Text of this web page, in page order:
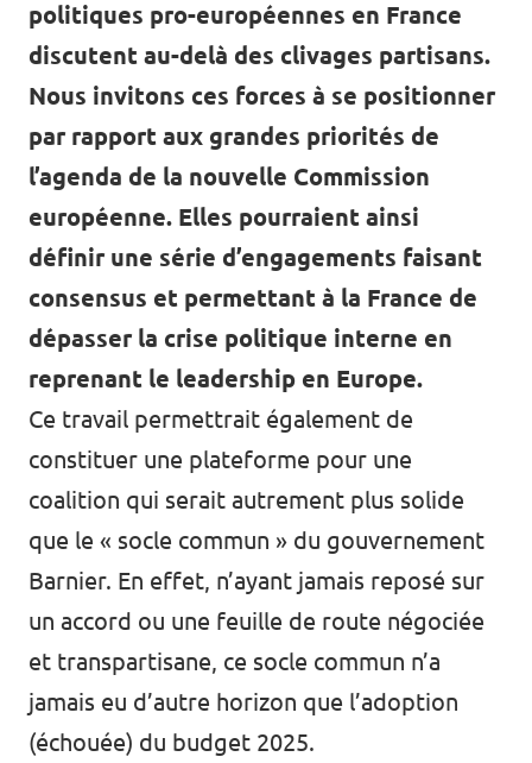
politiques pro-européennes en France
discutent au-delà des clivages partisans.
Nous invitons ces forces à se positionner
par rapport aux grandes priorités de
l’agenda de la nouvelle Commission
européenne. Elles pourraient ainsi
définir une série d’engagements faisant
consensus et permettant à la France de
dépasser la crise politique interne en
reprenant le leadership en Europe.
Ce travail permettrait également de
constituer une plateforme pour une
coalition qui serait autrement plus solide
que le « socle commun » du gouvernement
Barnier. En effet, n’ayant jamais reposé sur
un accord ou une feuille de route négociée
et transpartisane, ce socle commun n’a
jamais eu d’autre horizon que l’adoption
(échouée) du budget 2025.